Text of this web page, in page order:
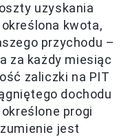
uzyskania
kwota,
przychodu –
za każdy miesiąc
zaliczki na PIT
dochodu
progi
jest